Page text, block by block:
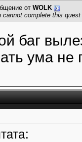
от WOLK
cannot complete this
баг
ума не